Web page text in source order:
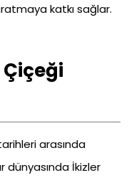
katkı sağlar.
​​arasında
dünyasında İkizler